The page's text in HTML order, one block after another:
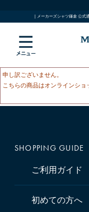
| メーカーズシャツ鎌倉 公
申し訳ございません。
こちらの商品はオンラインショ
SHOPPING GUIDE
ご利用ガイド
初めての方へ